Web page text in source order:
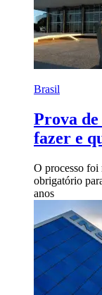
Brasil
Prova
fazer e
O processo foi
obrigatório
anos